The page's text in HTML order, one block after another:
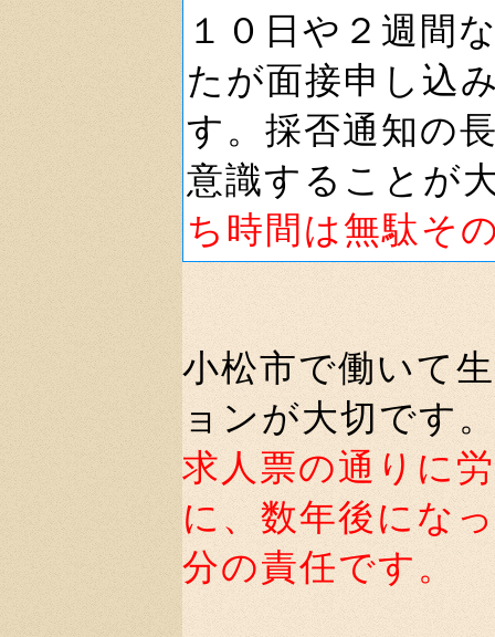
１０日や２週間
たが面接申し込
す。採否通知の
意識することが
ち時間は無駄そ
小松市で働いて
ョンが大切です
求人票の通りに
に、数年後にな
分の責任です。